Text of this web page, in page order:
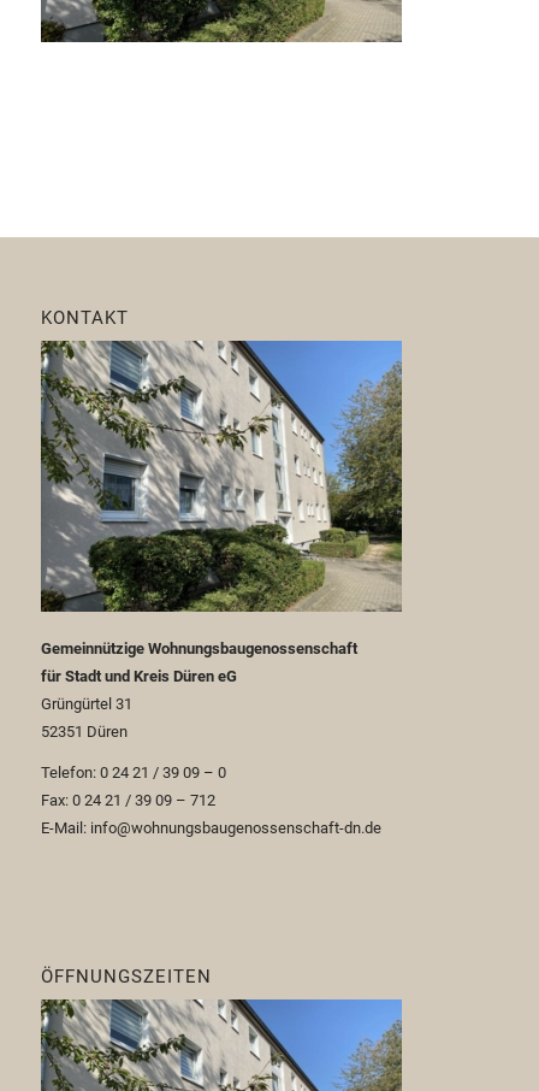
KONTAKT
Gemeinnützige Wohnungsbaugenossenschaft
für Stadt und Kreis Düren eG
Grüngürtel 31
52351 Düren
Telefon: 0 24 21 / 39 09 – 0
Fax: 0 24 21 / 39 09 – 712
E-Mail: info@wohnungsbaugenossenschaft-dn.de
ÖFFNUNGSZEITEN